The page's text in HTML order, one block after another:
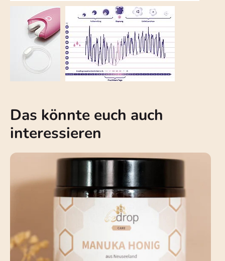
Das könnte euch auch
interessieren